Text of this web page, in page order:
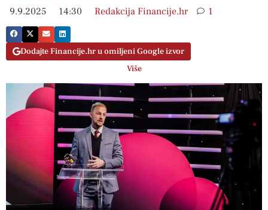
9.9.2025 14:30 Redakcija Financije.hr 1
Dodajte Financije.hr u omiljeni Google izvor
Više